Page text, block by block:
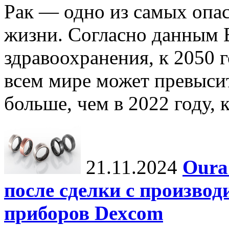
Рак — одно из самых
жизни. Согласно данным
здравоохранения, к 2050
всем мире может
больше, чем в 2022 году,
21.11.2024
после сделки с
приборов Dexcom